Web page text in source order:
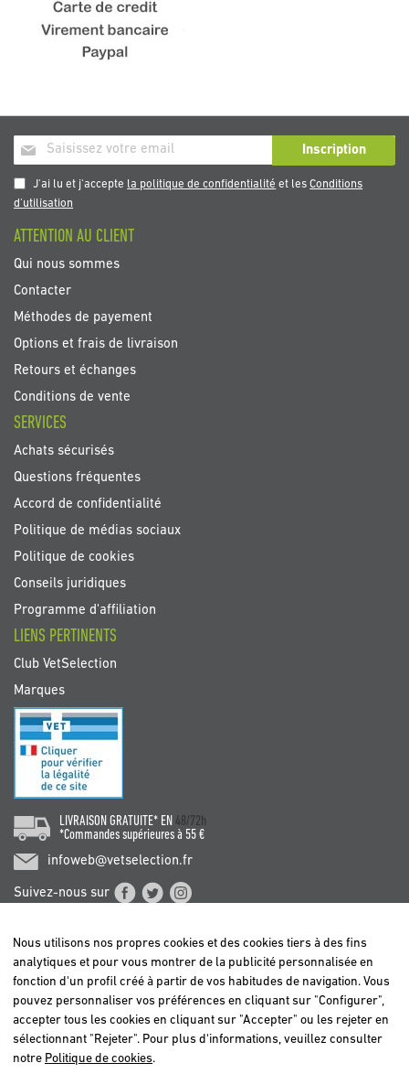
Inscription
à
notre
newsletter
Inscription
J'ai lu et j'accepte la politique de confidentialité et lesConditions
d'utilisation
ATTENTION AU CLIENT
Qui nous sommes
Contacter
Méthodes de payement
Options et frais de livraison
Retours et échanges
Conditions de vente
SERVICES
Achats sécurisés
Questions fréquentes
Accord de confidentialité
Politique de médias sociaux
Politique de cookies
Conseils juridiques
Programme d'affiliation
LIENS PERTINENTS
Club VetSelection
Marques
LIVRAISON GRATUITE* EN 48/72h
*Commandes supérieures à 55 €
infoweb@vetselection.fr
Suivez-nous sur
BELGIË / BELGIQUE
DEUTSCHLAND
Nous utilisons nos propres cookies et des cookies tiers à des fins
analytiques et pour vous montrer de la publicité personnalisée en
fonction d'un profil créé à partir de vos habitudes de navigation. Vous
pouvez personnaliser vos préférences en cliquant sur "Configurer",
accepter tous les cookies en cliquant sur "Accepter" ou les rejeter en
sélectionnant "Rejeter". Pour plus d'informations, veuillez consulter
notre Politique de cookies.